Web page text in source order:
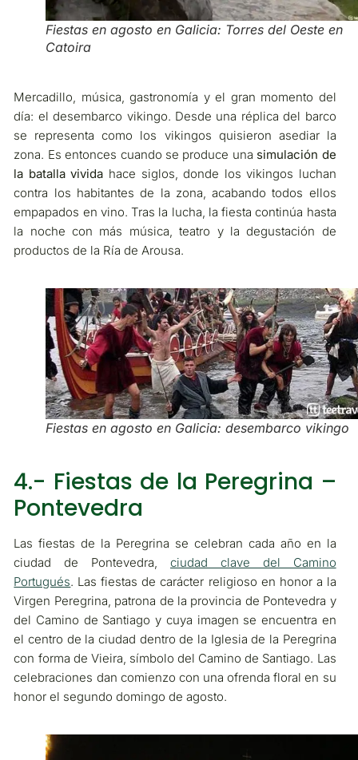
Fiestas en agosto en Galicia: Torres del Oeste en
Catoira
Mercadillo, música, gastronomía y el gran momento del
día: el desembarco vikingo. Desde una réplica del barco
se representa como los vikingos quisieron asediar la
zona. Es entonces cuando se produce una simulación de
la batalla vivida hace siglos, donde los vikingos luchan
contra los habitantes de la zona, acabando todos ellos
empapados en vino. Tras la lucha, la fiesta continúa hasta
la noche con más música, teatro y la degustación de
productos de la Ría de Arousa.
Fiestas en agosto en Galicia: desembarco vikingo
4.- Fiestas de la Peregrina –
Pontevedra
Las fiestas de la Peregrina se celebran cada año en la
ciudad de Pontevedra, ciudad clave del Camino
Portugués. Las fiestas de carácter religioso en honor a la
Virgen Peregrina, patrona de la provincia de Pontevedra y
del Camino de Santiago y cuya imagen se encuentra en
el centro de la ciudad dentro de la Iglesia de la Peregrina
con forma de Vieira, símbolo del Camino de Santiago. Las
celebraciones dan comienzo con una ofrenda floral en su
honor el segundo domingo de agosto.